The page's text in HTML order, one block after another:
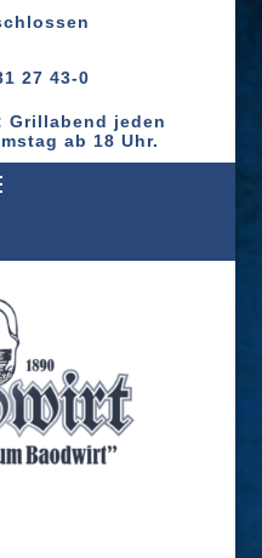
27 43-0
Grillabend jeden
ab 18 Uhr.